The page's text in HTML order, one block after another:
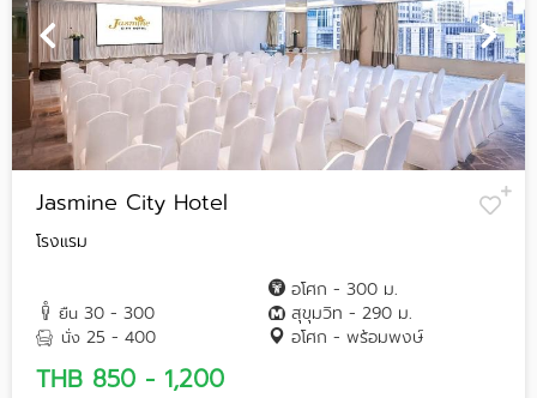
Jasmine City Hotel
โรงแรม
ยืน 30 - 300
นั่ง 25 - 400
อโศก - 300 ม.
สุขุมวิท - 290 ม.
อโศก - พร้อมพงษ์
THB 850 - 1,200